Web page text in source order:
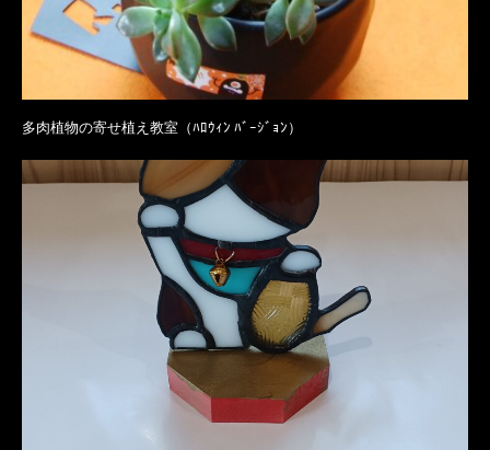
多肉植物の寄せ植え教室（ﾊﾛｳｨﾝ ﾊﾞｰｼﾞｮﾝ）